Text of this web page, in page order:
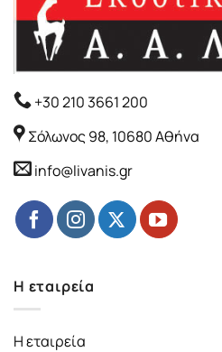
+30 210 3661 200
Σόλωνος 98, 10680 Αθήνα
info@livanis.gr
Η εταιρεία
Η εταιρεία